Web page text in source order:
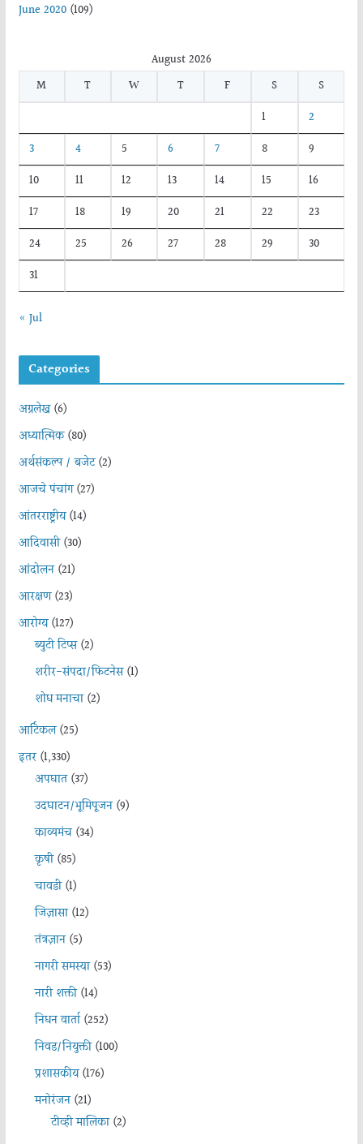
June 2020(109)
August 2026
M
T W T F S
S
1
2
3
4 5 6 7 8
9
10
11 12 13 14 15
16
17
18 19 20 21 22
23
24
25 26 27 28 29
30
31
« Jul
Categories
अग्रलेख(6)
अध्यात्मिक(80)
अर्थसंकल्प / बजेट(2)
आजचे पंचांग(27)
आंतरराष्ट्रीय(14)
आदिवासी(30)
आंदोलन(21)
आरक्षण(23)
आरोग्य(127)
ब्युटी टिप्स(2)
शरीर-संपदा/फिटनेस(1)
शोध मनाचा(2)
आर्टिकल(25)
इतर(1,330)
अपघात(37)
उदघाटन/भूमिपूजन(9)
काव्यमंच(34)
कृषी(85)
चावडी(1)
जिज्ञासा(12)
तंत्रज्ञान(5)
नागरी समस्या(53)
नारी शक्ती(14)
निधन वार्ता(252)
निवड/नियुक्ती(100)
प्रशासकीय(176)
मनोरंजन(21)
टीव्ही मालिका(2)